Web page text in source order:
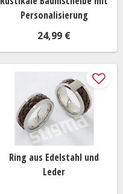
Personalisierung
24,99 €
Ring aus Edelstahl und
Leder